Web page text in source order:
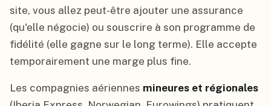
site, vous allez peut-être ajouter une assurance
(qu'elle négocie) ou souscrire à son programme de
fidélité (elle gagne sur le long terme). Elle accepte
temporairement une marge plus fine.
Les compagnies aériennes mineures et régionales